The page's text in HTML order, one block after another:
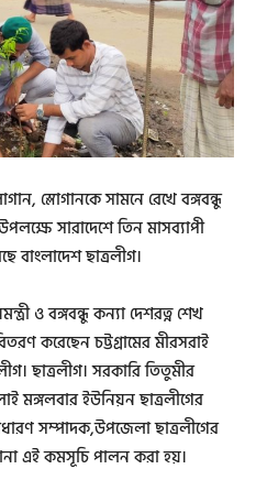
স্লোগানকে সামনে রেখে বঙ্গবন্ধু
সারাদেশে তিন মাসব্যাপী
বাংলাদেশ ছাত্রলীগ।
ও বঙ্গবন্ধু কন্যা দেশরত্ন শেখ
করেছেন চট্টগ্রামের মীরসরাই
ছাত্রলীগ। সরকারি তিতুমীর
ইউনিয়ন ছাত্রলীগের
সম্পাদক,উপজেলা ছাত্রলীগের
এই কমসূচি পালন করা হয়।